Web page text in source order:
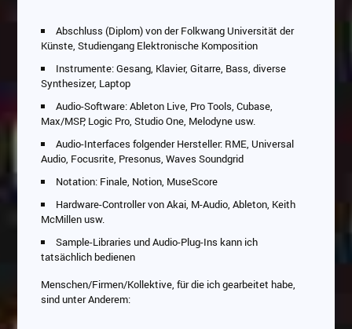
Abschluss (Diplom) von der Folkwang Universität der
Künste, Studiengang Elektronische Komposition
Instrumente: Gesang, Klavier, Gitarre, Bass, diverse
Synthesizer, Laptop
Audio-Software: Ableton Live, Pro Tools, Cubase,
Max/MSP, Logic Pro, Studio One, Melodyne usw.
Audio-Interfaces folgender Hersteller: RME, Universal
Audio, Focusrite, Presonus, Waves Soundgrid
Notation: Finale, Notion, MuseScore
Hardware-Controller von Akai, M-Audio, Ableton, Keith
McMillen usw.
Sample-Libraries und Audio-Plug-Ins kann ich
tatsächlich bedienen
Menschen/Firmen/Kollektive, für die ich gearbeitet habe,
sind unter Anderem: